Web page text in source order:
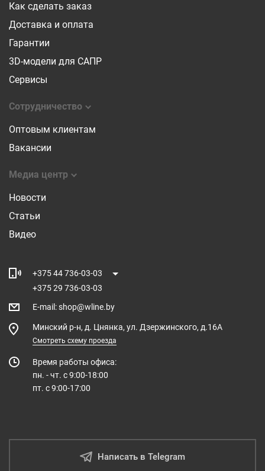
Как сделать заказ
Доставка и оплата
Гарантии
3D-модели для САПР
Сервисы
Сотрудничество
Оптовым клиентам
Вакансии
Медиа центр
Новости
Статьи
Видео
+375 44 736-03-03
+375 29 736-03-03
E-mail :shop@wline.by
Минский р-н, д. Цнянка, ул. Дзержинского, д.16А
Смотреть схему проезда
Время работы офиса:
пн. - чт. с 9:00-18:00
пт. с 9:00-17:00
Написать в Telegram